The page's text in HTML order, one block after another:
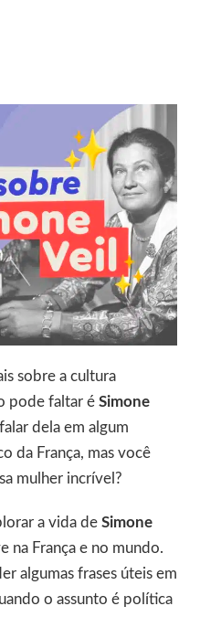
sobre a cultura
pode faltar é Simone
dela em algum
da França, mas você
mulher incrível?
a vida de Simone
na França e no mundo.
algumas frases úteis em
o assunto é política